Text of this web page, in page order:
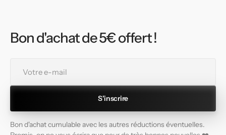
Bon d'achat de 5€ offert !
mail
S'inscrire
Bon d'achat cumulable avec les autres réductions éventuelles.